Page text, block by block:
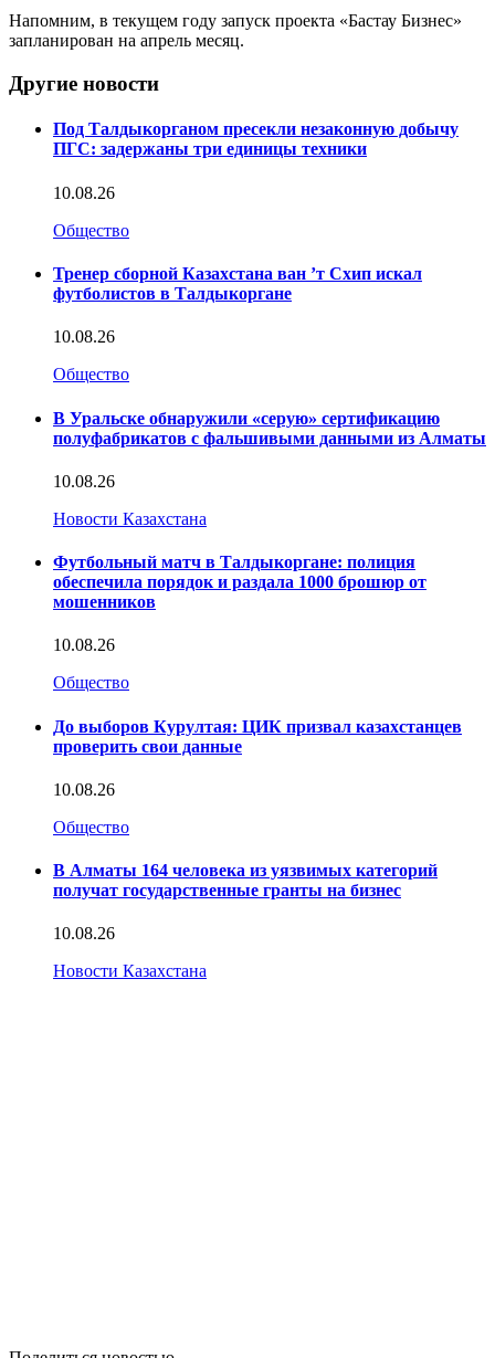
Напомним, в текущем году запуск проекта «Бастау Бизнес»
запланирован на апрель месяц.
Другие новости
Под Талдыкорганом пресекли незаконную добычу
ПГС: задержаны три единицы техники
10.08.26
Общество
Тренер сборной Казахстана ван ’т Схип искал
футболистов в Талдыкоргане
10.08.26
Общество
В Уральске обнаружили «серую» сертификацию
полуфабрикатов с фальшивыми данными из Алматы
10.08.26
Новости Казахстана
Футбольный матч в Талдыкоргане: полиция
обеспечила порядок и раздала 1000 брошюр от
мошенников
10.08.26
Общество
До выборов Курултая: ЦИК призвал казахстанцев
проверить свои данные
10.08.26
Общество
В Алматы 164 человека из уязвимых категорий
получат государственные гранты на бизнес
10.08.26
Новости Казахстана